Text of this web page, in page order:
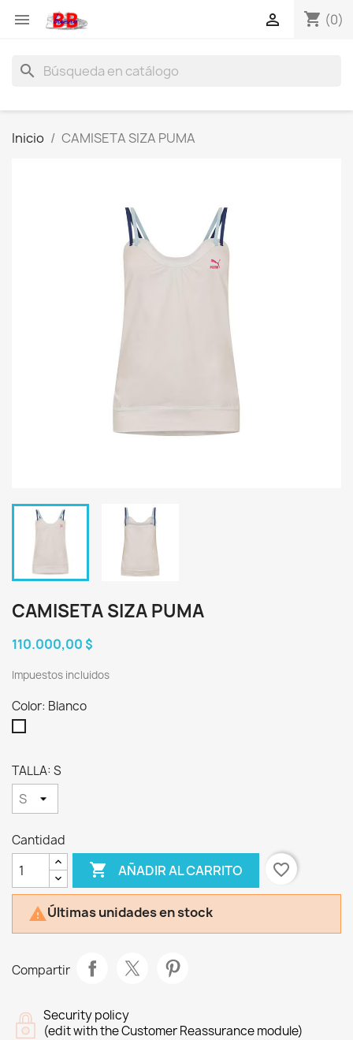
 shopping_cart (0)

search
Inicio CAMISETA SIZA PUMA
CAMISETA SIZA PUMA
110.000,00 $
Impuestos incluidos
Color: Blanco
TALLA: S
Cantidad
 AÑADIR AL CARRITO favorite_border
Últimas unidades en stock
Compartir
Security policy
(edit with the Customer Reassurance module)